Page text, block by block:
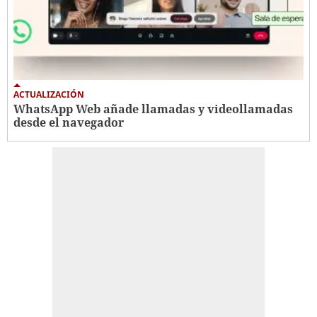
ACTUALIZACIÓN
WhatsApp Web añade llamadas y videollamadas
desde el navegador